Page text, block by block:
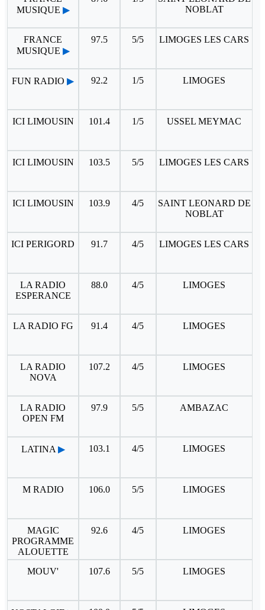
MUSIQUE ▶
NOBLAT
FRANCE
MUSIQUE ▶
97.5 5/5 LIMOGES LES CARS
FUN RADIO ▶ 92.2 1/5 LIMOGES
ICI LIMOUSIN 101.4 1/5 USSEL MEYMAC
ICI LIMOUSIN 103.5 5/5 LIMOGES LES CARS
ICI LIMOUSIN 103.9 4/5
SAINT LEONARD DE
NOBLAT
ICI PERIGORD 91.7 4/5 LIMOGES LES CARS
LA RADIO
ESPERANCE
88.0 4/5 LIMOGES
LA RADIO FG 91.4 4/5 LIMOGES
LA RADIO
NOVA
107.2 4/5 LIMOGES
LA RADIO
OPEN FM
97.9 5/5 AMBAZAC
LATINA ▶ 103.1 4/5 LIMOGES
M RADIO 106.0 5/5 LIMOGES
MAGIC
PROGRAMME
ALOUETTE
92.6 4/5 LIMOGES
MOUV' 107.6 5/5 LIMOGES